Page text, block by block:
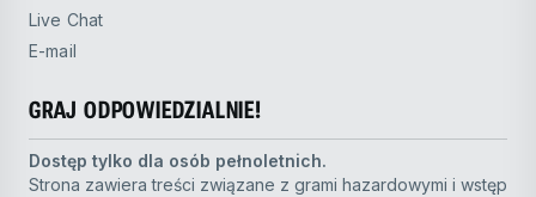
Live Chat
E-mail
GRAJ ODPOWIEDZIALNIE!
Dostęp tylko dla osób pełnoletnich.
Strona zawiera treści związane z grami hazardowymi i wstęp